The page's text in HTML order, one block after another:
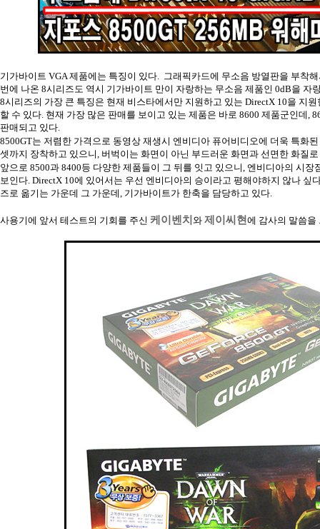
기가바이트 VGA 제품에는 특징이 있다. 그래픽카드에 무소음 방열판을 부착
번에 나온 8시리즈도 역시 기가바이트 만이 자랑하는 무소음 제품인 0dB을 자
8시리즈의 가장 큰 특징은 현재 비스타에서만 지원하고 있는 DirectX 10을 지
할 수 있다. 현재 가장 많은 판매를 보이고 있는 제품은 바로 8600 제품군인데,
판매되고 있다.
8500GT는 저렴한 가격으로 동영상 재생시 엔비디아 퓨어비디오에 더욱 특화
셋까지 장착하고 있으니, 버벅이는 화면이 아닌 부드러운 화면과 선면한 화질
앞으로 8500과 8400등 다양한 제품들이 그 뒤를 잇고 있으니, 엔비디아의 시장
보인다. DirectX 10에 있어서는 우선 엔비디아의 승이라고 평해야하지 않나 싶
즈로 옮기는 가운데 그 가운데, 기가바이트가 한축을 담당하고 있다.
사용기에 앞서 테스트의 기회를 주신 케이벤치와 제이씨현에 감사의 말씀을